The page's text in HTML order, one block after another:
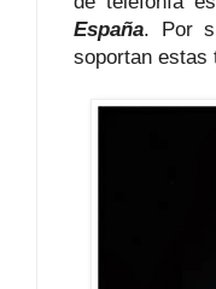
España. Por
soportan estas